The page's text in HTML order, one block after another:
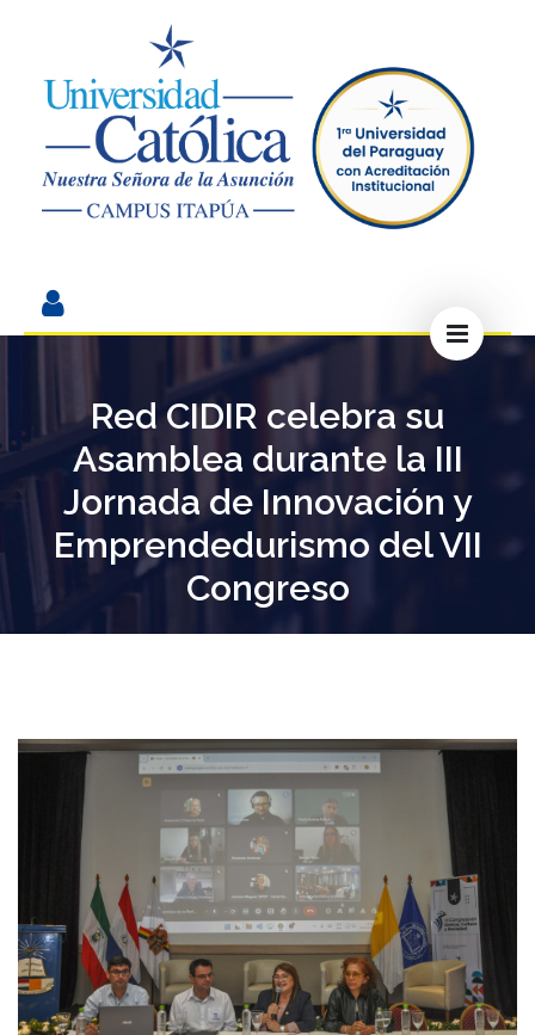
Red CIDIR celebra su
Asamblea durante la III
Jornada de Innovación y
Emprendedurismo del VII
Congreso